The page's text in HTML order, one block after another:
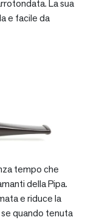
La sua
e facile da
tempo che
della Pipa.
e riduce la
quando tenuta